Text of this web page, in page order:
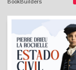
BookBuilders
Estado Civil
Pierre Drieu La
Margarida
(tradutora)